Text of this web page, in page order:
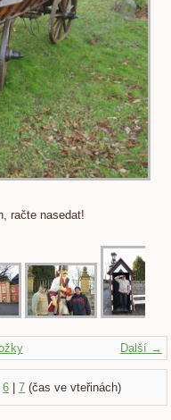
račte nasedat!
Další →
6 | 7 (čas ve vteřinách)